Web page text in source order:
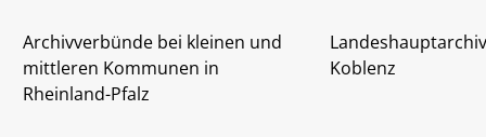
Archivverbünde bei kleinen und
mittleren Kommunen in
Rheinland-Pfalz
Landeshauptarchiv
Koblenz